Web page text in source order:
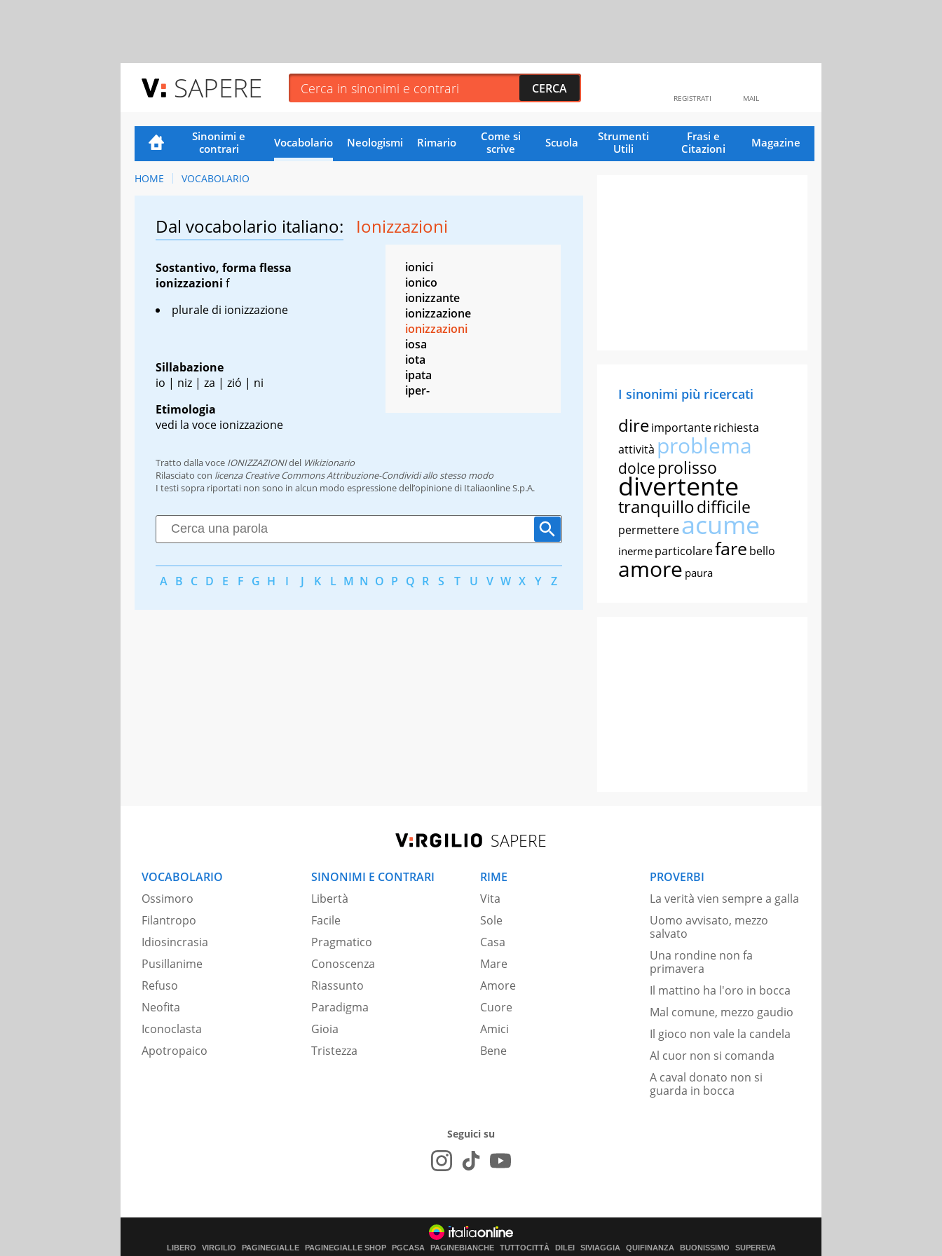
SAPERE MAIL
REGISTRATI
Sinonimi e
contrari
Vocabolario Neologismi Rimario
Come si
scrive
Scuola
Strumenti
Utili
Frasi e
Citazioni
Magazine
HOME VOCABOLARIO
Dal vocabolario italiano: Ionizzazioni
Sostantivo, forma flessa
ionizzazioni f
plurale di ionizzazione
Sillabazione
io | niz | za | zió | ni
Etimologia
vedi la voce ionizzazione
ionici
ionico
ionizzante
ionizzazione
ionizzazioni
iosa
iota
ipata
iper-
Tratto dalla voce IONIZZAZIONIdel Wikizionario
Rilasciato con licenza Creative Commons Attribuzione-Condividi allo stesso modo
I testi sopra riportati non sono in alcun modo espressione dell’opinione di Italiaonline S.p.A.
A B C D E F G H I J K L M N O P Q R S T U V W X Y Z
I sinonimi più ricercati
direimportanterichiesta
attività problema
dolce prolisso
divertente
tranquillodifficile
permettereacume
inerme particolarefare bello
amore paura
SAPERE
VOCABOLARIO
Ossimoro
Filantropo
Idiosincrasia
Pusillanime
Refuso
Neofita
Iconoclasta
Apotropaico
SINONIMI E CONTRARI
Libertà
Facile
Pragmatico
Conoscenza
Riassunto
Paradigma
Gioia
Tristezza
RIME
Vita
Sole
Casa
Mare
Amore
Cuore
Amici
Bene
PROVERBI
La verità vien sempre a galla
Uomo avvisato, mezzo
salvato
Una rondine non fa
primavera
Il mattino ha l'oro in bocca
Mal comune, mezzo gaudio
Il gioco non vale la candela
Al cuor non si comanda
A caval donato non si
guarda in bocca
Seguici su
LIBERO VIRGILIO PAGINEGIALLE PAGINEGIALLE SHOP PGCASA PAGINEBIANCHE TUTTOCITTÀ DILEI SIVIAGGIA QUIFINANZA BUONISSIMO SUPEREVA